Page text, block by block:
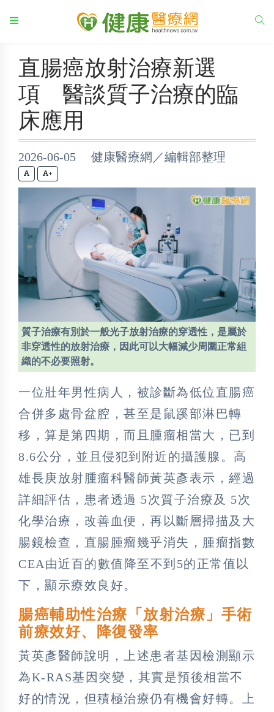
直腸癌放射治療新選
項 醫談質子治療的臨
床應用
2026-06-05 健康醫療網／編輯部整理
+
質子治療有別於一般光子放射治療的穿透性，是屬於
非穿透性的放射治療，因此可以大幅減少周圍正常組
織的不必要照射。
一位壯年男性病人，被診斷為低位直腸癌
合併多處骨盆腔，甚至是鼠蹊部淋巴轉
移，算是第四期，而且腫瘤相當大，已到
8.6公分，並且侵犯到附近的攝護腺。高
雄長庚放射腫瘤科醫師黃英彥表示，經過
詳細評估，患者透過 5次質子治療及 5次
化學治療，改善血便，再以斷層掃描及大
腸鏡檢查，直腸腫瘤幾乎消失，腫瘤指數
CEA由近百的數值降至不到5的正常值以
下，顯示療效良好。
腸癌輔助性治療「放射治療」手術
前療效好、降復發率
黃英彥醫師說明，上述患者基因檢測顯示
為K-RAS基因突變，其實是預後相當不
好的情況，但積極治療仍有機會好轉。上